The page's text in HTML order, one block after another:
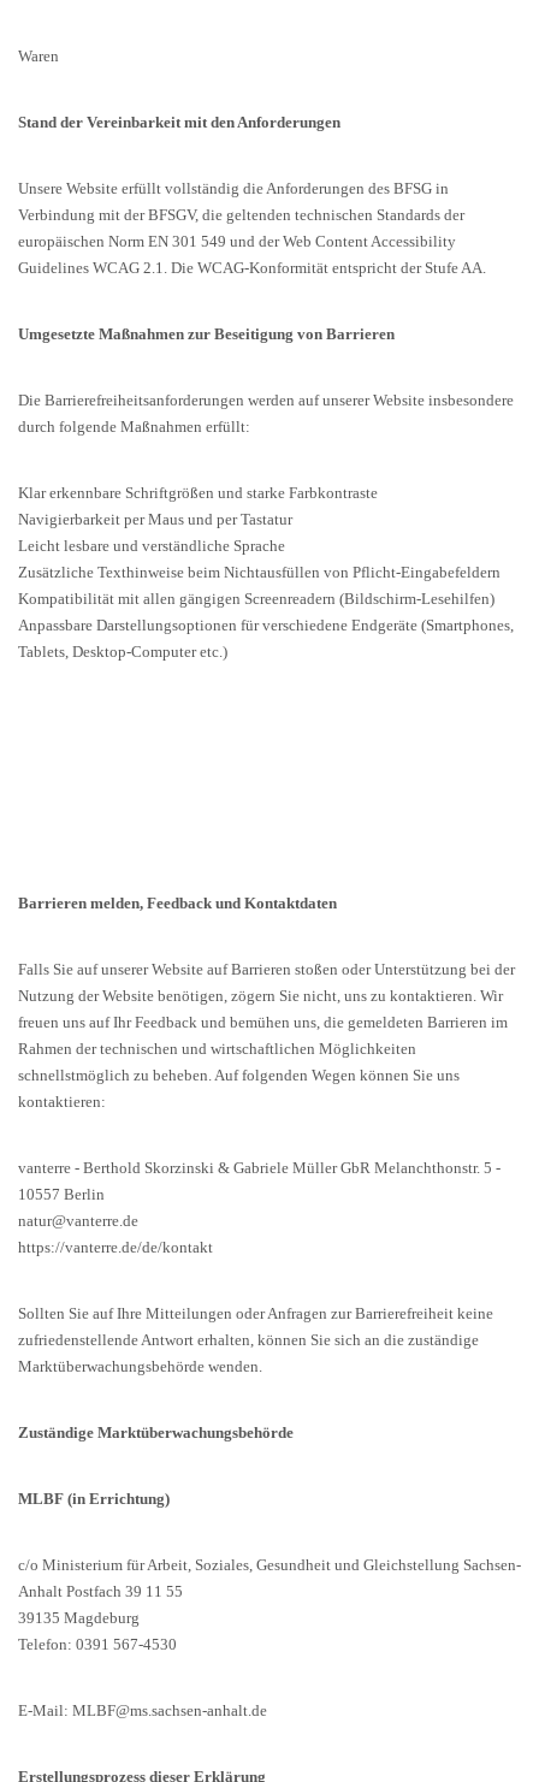
Waren
Stand der Vereinbarkeit mit den Anforderungen
Unsere Website erfüllt vollständig die Anforderungen des BFSG in
Verbindung mit der BFSGV, die geltenden technischen Standards der
europäischen Norm EN 301 549 und der Web Content Accessibility
Guidelines WCAG 2.1. Die WCAG-Konformität entspricht der Stufe AA.
Umgesetzte Maßnahmen zur Beseitigung von Barrieren
Die Barrierefreiheitsanforderungen werden auf unserer Website insbesondere
durch folgende Maßnahmen erfüllt:
Klar erkennbare Schriftgrößen und starke Farbkontraste
Navigierbarkeit per Maus und per Tastatur
Leicht lesbare und verständliche Sprache
Zusätzliche Texthinweise beim Nichtausfüllen von Pflicht-Eingabefeldern
Kompatibilität mit allen gängigen Screenreadern (Bildschirm-Lesehilfen)
Anpassbare Darstellungsoptionen für verschiedene Endgeräte (Smartphones,
Tablets, Desktop-Computer etc.)
Barrieren melden, Feedback und Kontaktdaten
Falls Sie auf unserer Website auf Barrieren stoßen oder Unterstützung bei der
Nutzung der Website benötigen, zögern Sie nicht, uns zu kontaktieren. Wir
freuen uns auf Ihr Feedback und bemühen uns, die gemeldeten Barrieren im
Rahmen der technischen und wirtschaftlichen Möglichkeiten
schnellstmöglich zu beheben. Auf folgenden Wegen können Sie uns
kontaktieren:
vanterre - Berthold Skorzinski & Gabriele Müller GbR Melanchthonstr. 5 -
10557 Berlin
natur@vanterre.de
https://vanterre.de/de/kontakt
Sollten Sie auf Ihre Mitteilungen oder Anfragen zur Barrierefreiheit keine
zufriedenstellende Antwort erhalten, können Sie sich an die zuständige
Marktüberwachungsbehörde wenden.
Zuständige Marktüberwachungsbehörde
MLBF (in Errichtung)
c/o Ministerium für Arbeit, Soziales, Gesundheit und Gleichstellung Sachsen-
Anhalt Postfach 39 11 55
39135 Magdeburg
Telefon: 0391 567-4530
E-Mail: MLBF@ms.sachsen-anhalt.de
Erstellungsprozess dieser Erklärung